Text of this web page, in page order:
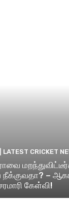
CRICKET
நீக்குவதா? –
கேள்வி!